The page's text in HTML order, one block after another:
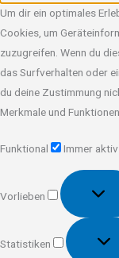
Um dir ein optimales
Cookies, um
zuzugreifen. Wenn du
das Surfverhalten oder
du deine Zustimmung
Merkmale und
Funktional
Immer aktiv
Vorlieben
Vorlieben
Statistiken
Statistiken